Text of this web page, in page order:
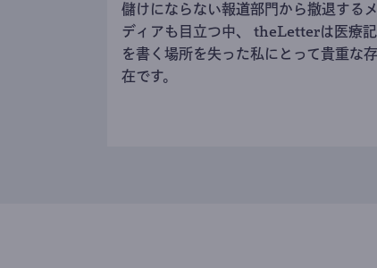
儲けにならない報道部門から撤退するメ
ディアも目立つ中、 theLetterは医療
を書く場所を失った私にとって貴重な存
在です。